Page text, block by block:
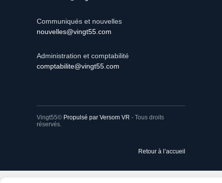
Communiqués et nouvelles
nouvelles@vingt55.com
Administration et comptabilité
comptabilite@vingt55.com
Vingt55© Propulsé par Versom VR - Tous droits
réservés.
Retour à l’accueil